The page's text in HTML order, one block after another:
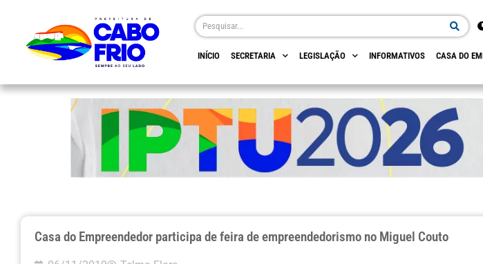
INÍCIO SECRETARIA LEGISLAÇÃO INFORMATIVOS CASA DO
Casa do Empreendedor participa de feira de empreendedorismo no Miguel Couto